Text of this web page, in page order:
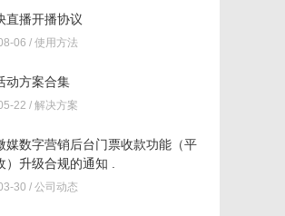
直播开播协议
06 / 使用方法
动方案合集
22 / 解决方案
媒数字营销后台门票收款功能（平
）升级合规的通知 .
30 / 公司动态